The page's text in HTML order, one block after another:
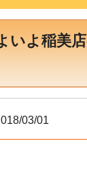
いよ稲美
03/01